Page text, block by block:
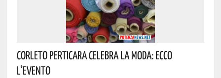
Corleto Perticara Celebra La Moda: Ecco
L’evento